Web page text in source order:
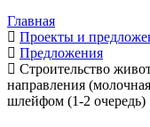
Главная
Проекты и
Предложения
Строительство
направления
шлейфом (1-2 очередь)